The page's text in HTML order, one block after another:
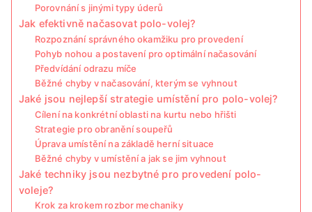
Porovnání s jinými typy úderů
Jak efektivně načasovat polo-volej?
Rozpoznání správného okamžiku pro provedení
Pohyb nohou a postavení pro optimální načasování
Předvídání odrazu míče
Běžné chyby v načasování, kterým se vyhnout
Jaké jsou nejlepší strategie umístění pro polo-volej?
Cílení na konkrétní oblasti na kurtu nebo hřišti
Strategie pro obranění soupeřů
Úprava umístění na základě herní situace
Běžné chyby v umístění a jak se jim vyhnout
Jaké techniky jsou nezbytné pro provedení polo-
voleje?
Krok za krokem rozbor mechaniky